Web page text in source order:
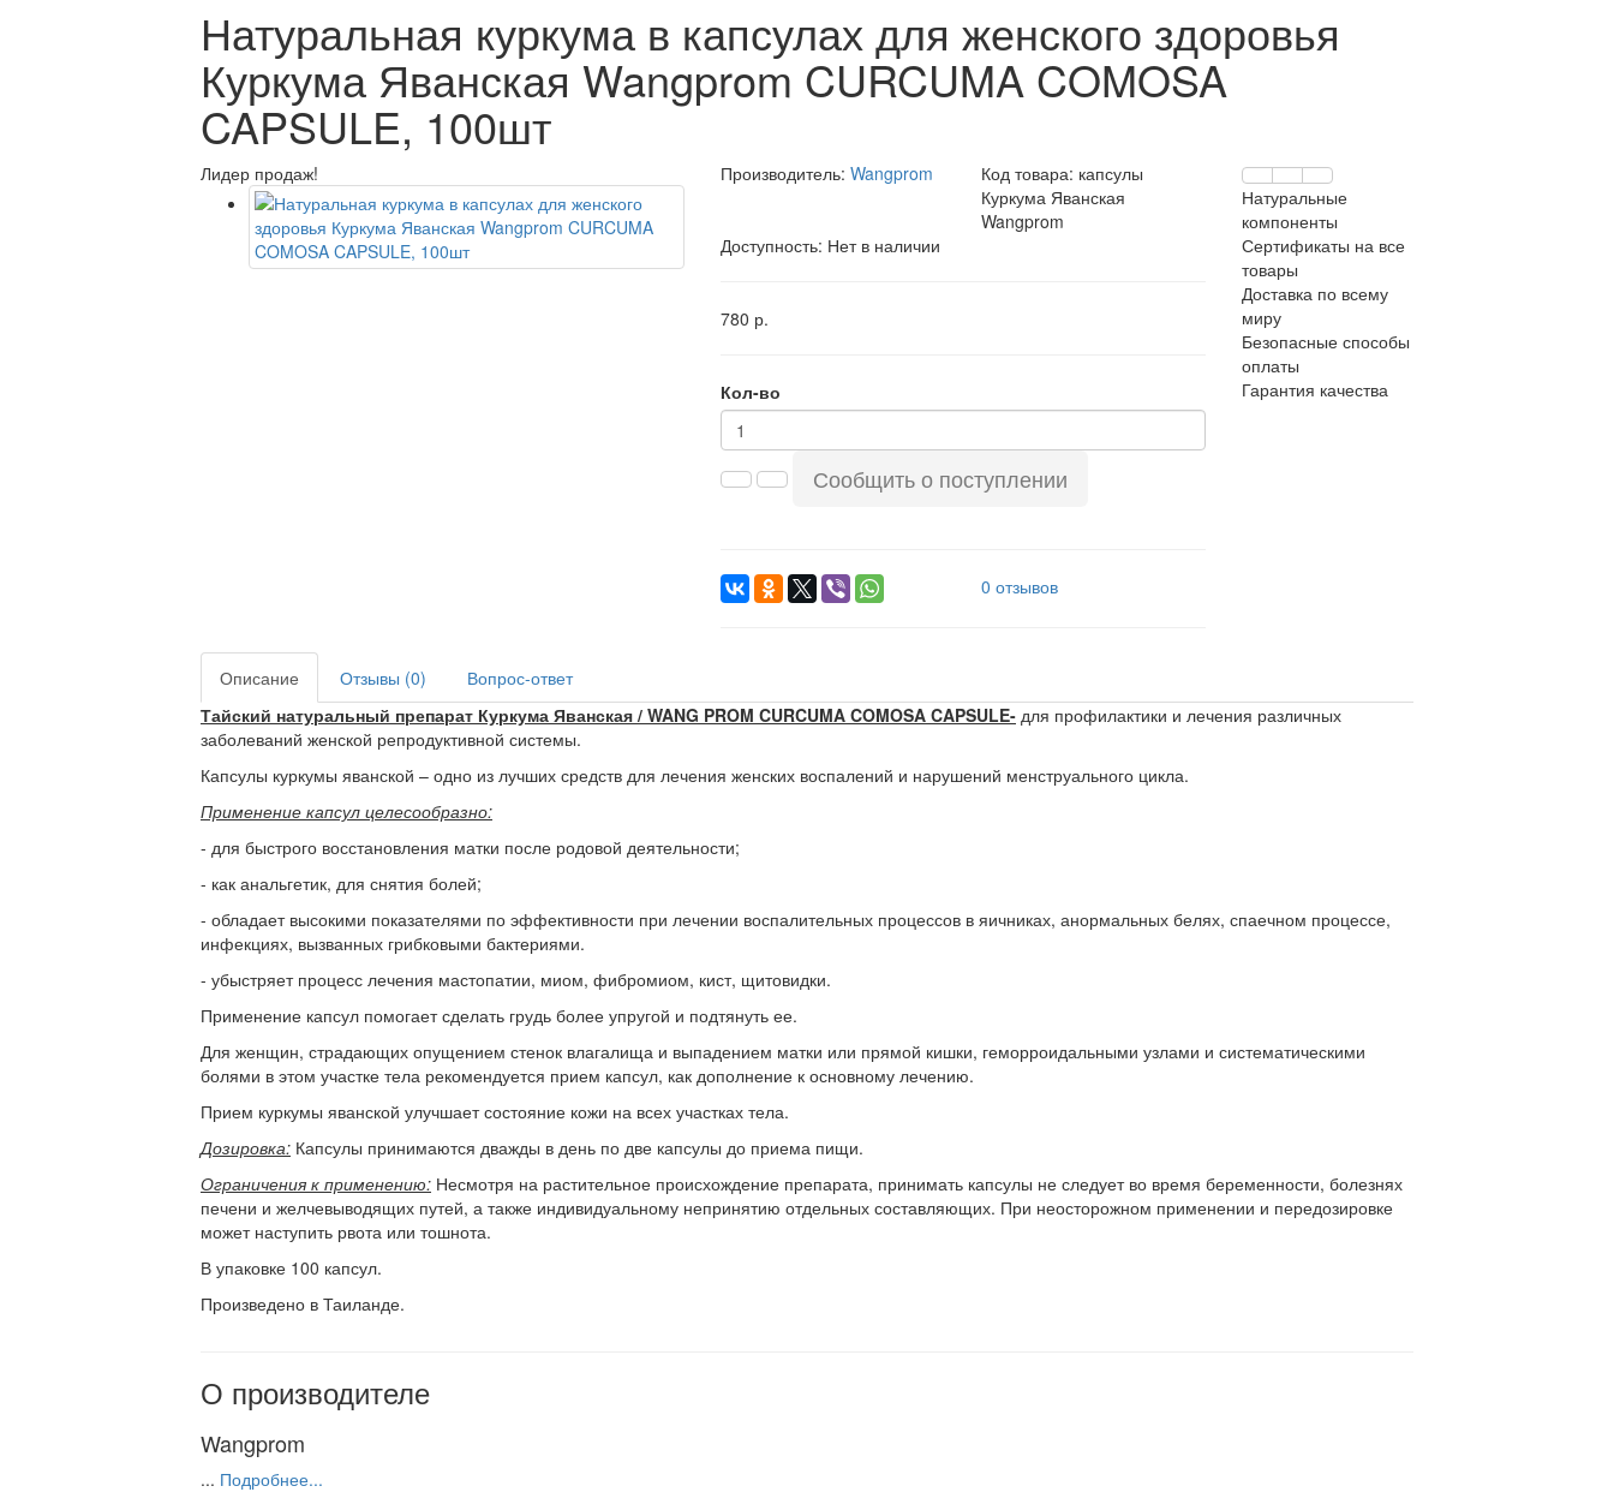
Натуральная куркума в капсулах для женского здоровья
Куркума Яванская Wangprom CURCUMA COMOSA
CAPSULE, 100шт
Лидер продаж! Производитель:Wangprom Код товара: капсулы
Куркума Яванская
Wangprom
Доступность: Нет в наличии
780 р.
Кол-во
Сообщить о поступлении
0 отзывов
Натуральные
компоненты
Сертификаты на все
товары
Доставка по всему
миру
Безопасные способы
оплаты
Гарантия качества
Описание Отзывы (0)
Вопрос-ответ
Тайский натуральный препарат Куркума Яванская / WANG PROM CURCUMA COMOSA CAPSULE- для профилактики и лечения различных
заболеваний женской репродуктивной системы.
Капсулы куркумы яванской – одно из лучших средств для лечения женских воспалений и нарушений менструального цикла.
Применение капсул целесообразно:
- для быстрого восстановления матки после родовой деятельности;
- как анальгетик, для снятия болей;
- обладает высокими показателями по эффективности при лечении воспалительных процессов в яичниках, анормальных белях, спаечном процессе,
инфекциях, вызванных грибковыми бактериями.
- убыстряет процесс лечения мастопатии, миом, фибромиом, кист, щитовидки.
Применение капсул помогает сделать грудь более упругой и подтянуть ее.
Для женщин, страдающих опущением стенок влагалища и выпадением матки или прямой кишки, геморроидальными узлами и систематическими
болями в этом участке тела рекомендуется прием капсул, как дополнение к основному лечению.
Прием куркумы яванской улучшает состояние кожи на всех участках тела.
Дозировка: Капсулы принимаются дважды в день по две капсулы до приема пищи.
Ограничения к применению: Несмотря на растительное происхождение препарата, принимать капсулы не следует во время беременности, болезнях
печени и желчевыводящих путей, а также индивидуальному непринятию отдельных составляющих. При неосторожном применении и передозировке
может наступить рвота или тошнота.
В упаковке 100 капсул.
Произведено в Таиланде.
О производителе
Wangprom
... Подробнее...